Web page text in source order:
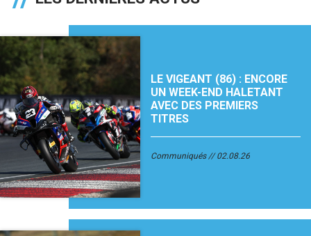
LE VIGEANT (86) : ENCORE
UN WEEK-END HALETANT
AVEC DES PREMIERS
TITRES
Communiqués 02.08.26